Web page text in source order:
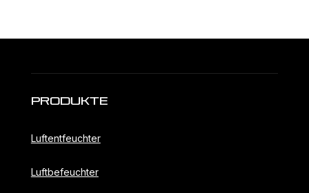
Produkte
Luftentfeuchter
Luftbefeuchter